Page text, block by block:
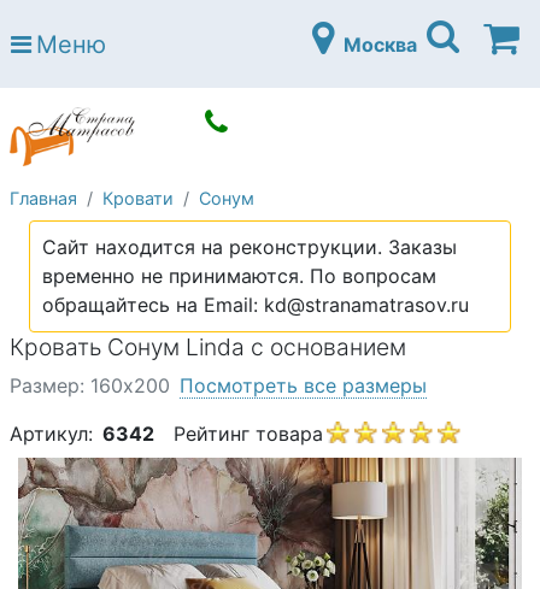
Страна матрасов
Open submenu (Матрасы)
Open submenu (Кровати)
Кровати
Open submenu (Аксессуары)
Open submenu (Диваны)
Диваны
Open submenu (Постельное белье)
Постельное белье
Open submenu (Мебель)
Мебель
Open submenu (Основания)
Основания
Open submenu (Детские матрасы)
Open submenu (Детские кровати)
Детские кровати
Open submenu (Шкафы)
Шкафы
О компании
Меню Москва
Главная Кровати Сонум
Сайт находится на реконструкции. Заказы
временно не принимаются. По вопросам
обращайтесь на Email: kd@stranamatrasov.ru
Кровать Сонум Linda с основанием
Размер: 160х200 Посмотреть все размеры
Артикул: 6342 Рейтинг товара